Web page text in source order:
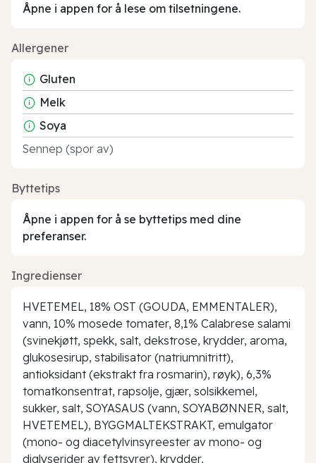
Åpne i appen for å lese om tilsetningene.
Allergener
Gluten
Melk
Soya
Sennep (spor av)
Byttetips
Åpne i appen for å se byttetips med dine
preferanser.
Ingredienser
HVETEMEL, 18% OST (GOUDA, EMMENTALER),
vann, 10% mosede tomater, 8,1% Calabrese salami
(svinekjøtt, spekk, salt, dekstrose, krydder, aroma,
glukosesirup, stabilisator (natriumnitritt),
antioksidant (ekstrakt fra rosmarin), røyk), 6,3%
tomatkonsentrat, rapsolje, gjær, solsikkemel,
sukker, salt, SOYASAUS (vann, SOYABØNNER, salt,
HVETEMEL), BYGGMALTEKSTRAKT, emulgator
(mono- og diacetylvinsyreester av mono- og
diglyserider av fettsyrer), krydder,